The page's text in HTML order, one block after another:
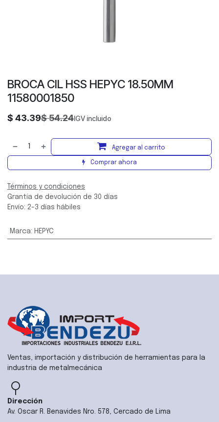
BROCA CIL HSS HEPYC 18.50MM
11580001850
$ 43.39$54.24IGV incluido
Agregar al carrito
Comprar ahora
Términos y condiciones
Grantía de devolución de 30 días
Envío: 2-3 días hábiles
Marca: HEPYC
Ventas, importación y distribución de herramientas para la
industria de metalmecánica
Dirección
Av. Oscar R. Benavides Nro. 578, Cercado de Lima